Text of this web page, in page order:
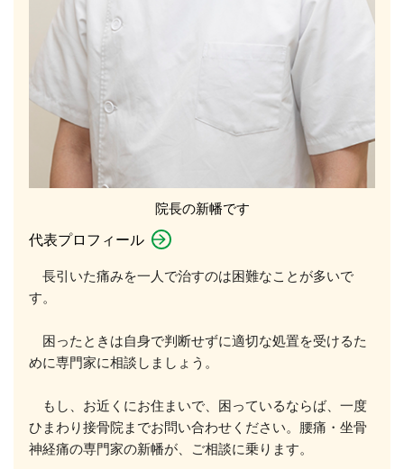
院長の新幡です
代表プロフィール
長引いた痛みを一人で治すのは困難なことが多いで
す。
困ったときは自身で判断せずに適切な処置を受けるた
めに専門家に相談しましょう。
もし、お近くにお住まいで、困っているならば、一度
ひまわり接骨院までお問い合わせください。腰痛・坐骨
神経痛の専門家の新幡が、ご相談に乗ります。